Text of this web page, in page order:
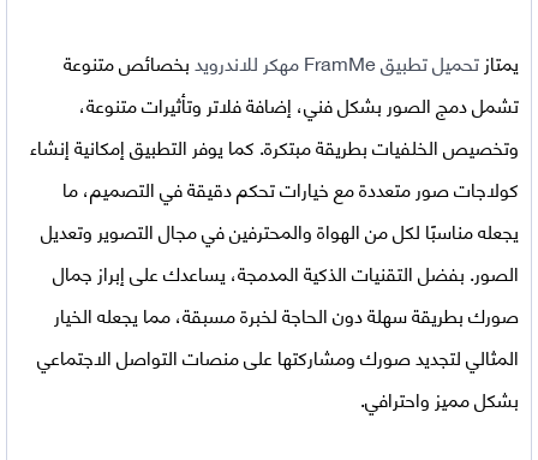
يمتازتحميل تطبيق FramMe مهكر للاندرويد
بخصائص متنوعة
تشمل دمج الصور بشكل فني، إضافة فلاتر وتأثيرات متنوعة،
وتخصيص الخلفيات بطريقة مبتكرة. كما يوفر التطبيق إمكانية إنشاء
كولاجات صور متعددة مع خيارات تحكم دقيقة في التصميم، ما
يجعله مناسبًا لكل من الهواة والمحترفين في مجال التصوير وتعديل
الصور. بفضل التقنيات الذكية المدمجة، يساعدك على إبراز جمال
صورك بطريقة سهلة دون الحاجة لخبرة مسبقة، مما يجعله الخيار
المثالي لتجديد صورك ومشاركتها على منصات التواصل الاجتماعي
بشكل مميز واحترافي.